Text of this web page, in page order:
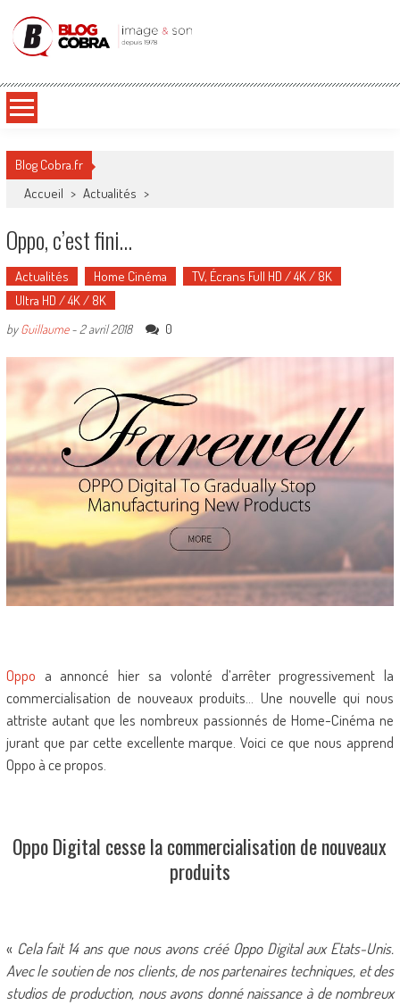
Blog Cobra
Blog Cobra.fr
Accueil > Actualités >
Oppo, c’est fini…
Actualités Home Cinéma
TV, Écrans Full HD / 4K / 8K
Ultra HD / 4K / 8K
byGuillaume- 2 avril 2018 0
Oppo a annoncé hier sa volonté d’arrêter progressivement la
commercialisation de nouveaux produits… Une nouvelle qui nous
attriste autant que les nombreux passionnés de Home-Cinéma ne
jurant que par cette excellente marque. Voici ce que nous apprend
Oppo à ce propos.
Oppo Digital cesse la commercialisation de nouveaux
produits
« Cela fait 14 ans que nous avons créé Oppo Digital aux Etats-Unis.
Avec le soutien de nos clients, de nos partenaires techniques, et des
studios de production, nous avons donné naissance à de nombreux